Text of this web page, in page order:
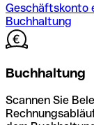
Geschäftskonto
Buchhaltung
Buchhaltung
Scannen Sie